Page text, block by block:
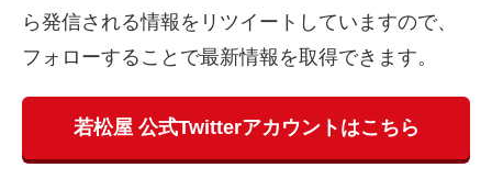
ら発信される情報をリツイートしていますので、
フォローすることで最新情報を取得できます。
若松屋 公式Twitterアカウントはこちら